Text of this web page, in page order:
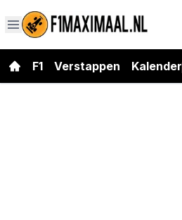
F1 Verstappen Kalender